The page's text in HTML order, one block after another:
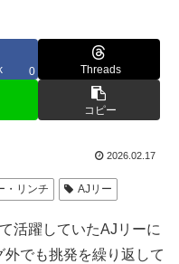
0 Threads
コピー
2026.02.17
・リンチ AJリー
活躍していたAJリーに
でも挑発を繰り返して